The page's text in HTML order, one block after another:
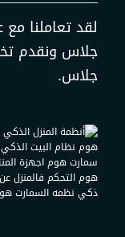
لقد تعاملنا
جلاس ونقدم
جلاس.